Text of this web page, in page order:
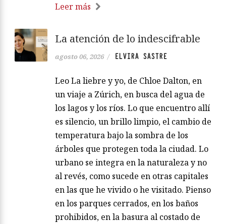
Leer más
La atención de lo indescifrable
agosto 06, 2026 / ELVIRA SASTRE
Leo La liebre y yo, de Chloe Dalton, en
un viaje a Zúrich, en busca del agua de
los lagos y los ríos. Lo que encuentro allí
es silencio, un brillo limpio, el cambio de
temperatura bajo la sombra de los
árboles que protegen toda la ciudad. Lo
urbano se integra en la naturaleza y no
al revés, como sucede en otras capitales
en las que he vivido o he visitado. Pienso
en los parques cerrados, en los baños
prohibidos, en la basura al costado de